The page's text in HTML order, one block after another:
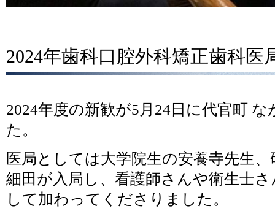
2024年歯科口腔外科矯正歯科医
2024年度の新歓が5月24日に代官町
た。
医局としては大学院生の安養寺先生
細田が入局し、看護師さんや衛生士
して加わってくださりました。